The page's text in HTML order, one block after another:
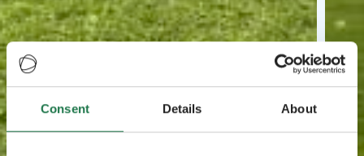
Consent Details About